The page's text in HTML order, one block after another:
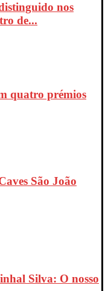
nos
de...
quatro prémios
São João
Silva: O nosso